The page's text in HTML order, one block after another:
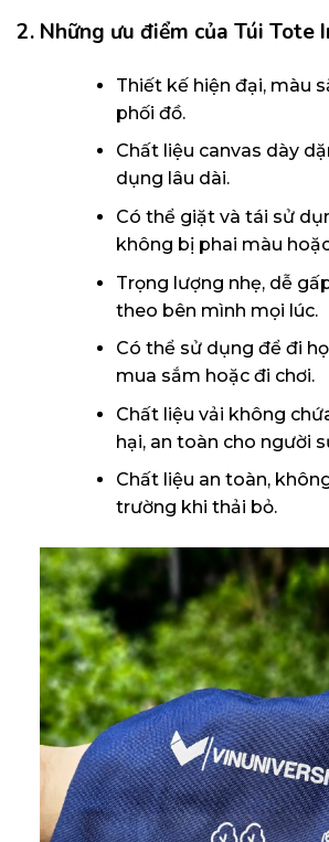
2. Những ưu điểm của Túi Tote
Thiết kế hiện đại, màu
phối đồ.
Chất liệu canvas dày
dụng lâu dài.
Có thể giặt và tái sử
không bị phai màu
Trọng lượng nhẹ, dễ
theo bên mình mọi lúc.
Có thể sử dụng để đi
mua sắm hoặc đi chơi.
Chất liệu vải không
hại, an toàn cho người
Chất liệu an toàn,
trường khi thải bỏ.